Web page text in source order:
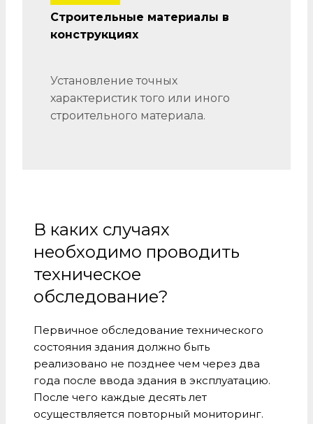
Строительные материалы в
конструкциях
Установление точных
характеристик того или иного
строительного материала.
В каких случаях
необходимо проводить
техническое
обследование?
Первичное обследование технического
состояния здания должно быть
реализовано не позднее чем через два
года после ввода здания в эксплуатацию.
После чего каждые десять лет
осуществляется повторный мониторинг.